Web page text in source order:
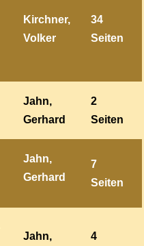
Kirchner,
Volker
34
Seiten
Jahn,
Gerhard
2
Seiten
Jahn,
Gerhard
7
Seiten
Jahn,
4